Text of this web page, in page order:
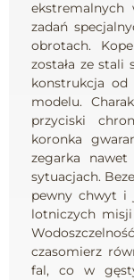
zadań
obrotach.
została ze stali
konstrukcja od
modelu.
przyciski
koronka
zegarka
sytuacjach.
pewny chwyt i
lotniczych
czasomierz
fal, co w